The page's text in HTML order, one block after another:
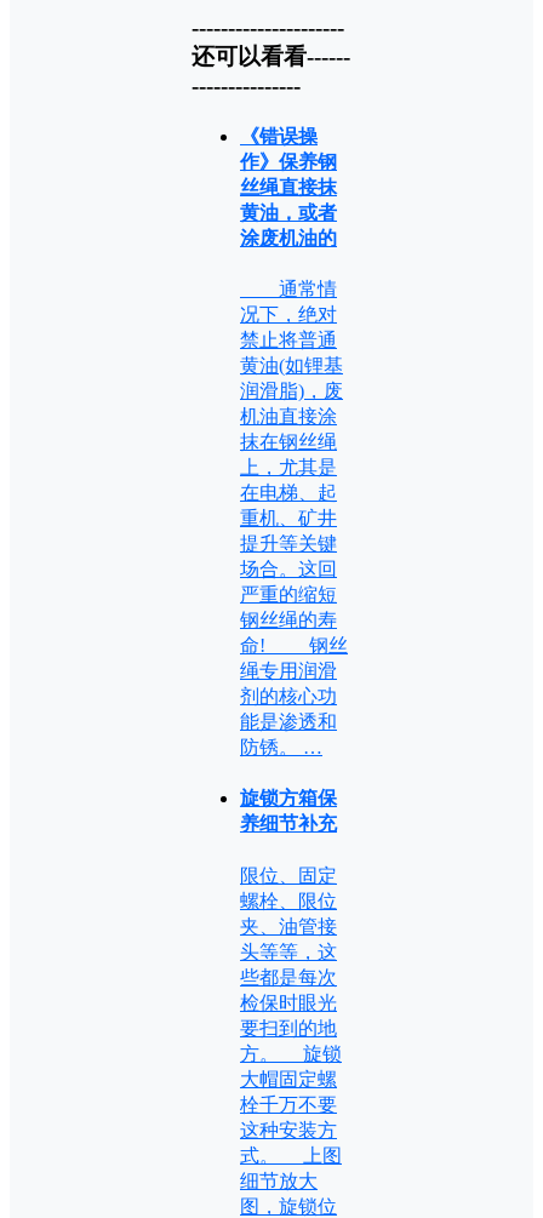
---------------------
还可以看看------
---------------
《错误操
作》保养钢
丝绳直接抹
黄油，或者
涂废机油的
通常情
况下，绝对
禁止将普通
黄油(如锂基
润滑脂)，废
机油直接涂
抹在钢丝绳
上，尤其是
在电梯、起
重机、矿井
提升等关键
场合。这回
严重的缩短
钢丝绳的寿
命! 钢丝
绳专用润滑
剂的核心功
能是渗透和
防锈。 …
旋锁方箱保
养细节补充
限位、固定
螺栓、限位
夹、油管接
头等等，这
些都是每次
检保时眼光
要扫到的地
方。 旋锁
大帽固定螺
栓千万不要
这种安装方
式。 上图
细节放大
图，旋锁位